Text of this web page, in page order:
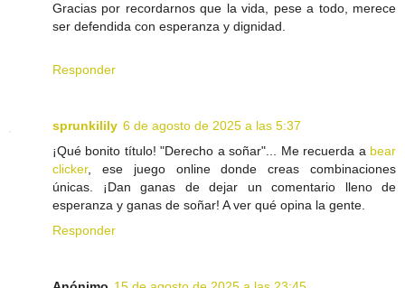
Gracias por recordarnos que la vida, pese a todo, merece
ser defendida con esperanza y dignidad.
Responder
sprunkilily 6 de agosto de 2025 a las 5:37
¡Qué bonito título! "Derecho a soñar"... Me recuerda a bear
clicker, ese juego online donde creas combinaciones
únicas. ¡Dan ganas de dejar un comentario lleno de
esperanza y ganas de soñar! A ver qué opina la gente.
Responder